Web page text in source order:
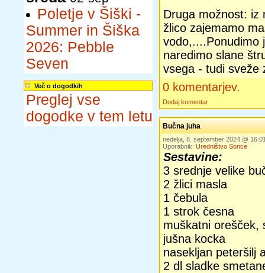
Poletje v Šiški -
Summer in Šiška
2026: Pebble
Seven
Več o dogodkih
Preglej vse
dogodke v tem letu
Druga možnost: iz
žlico zajemamo
vodo,....Ponudimo
naredimo slane
vsega - tudi sveže
0 komentarjev.
Dodaj komentar
Bučna juha
nedelja, 8. september 2024 @
Uporabnik: Uredništvo Sonce
Sestavine:
3 srednje velike
2 žlici masla
1 čebula
1 strok česna
muškatni orešček,
jušna kocka
nasekljan peteršilj
2 dl sladke